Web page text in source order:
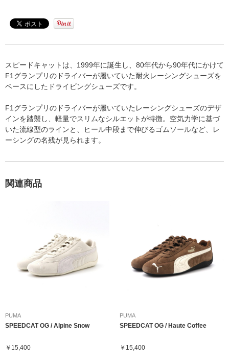
スピードキャットは、1999年に誕生し、80年代から90年代にかけて
F1グランプリのドライバーが履いていた耐火レーシングシューズを
ベースにしたドライビングシューズです。
F1グランプリのドライバーが履いていたレーシングシューズのデザ
インを踏襲し、軽量でスリムなシルエットが特徴。空気力学に基づ
いた流線型のラインと、ヒール中段まで伸びるゴムソールなど、レ
ーシングの名残が見られます。
関連商品
PUMA
SPEEDCAT OG / Alpine Snow
￥15,400
PUMA
SPEEDCAT OG / Haute Coffee
￥15,400